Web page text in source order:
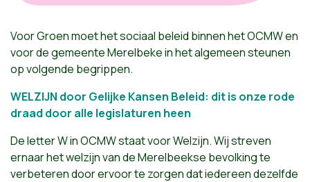
Voor Groen moet het sociaal beleid binnen het OCMW en
voor de gemeente Merelbeke in het algemeen steunen
op volgende begrippen.
WELZIJN door Gelijke Kansen Beleid: dit is onze rode
draad door alle legislaturen heen
De letter W in OCMW staat voor Welzijn. Wij streven
ernaar het welzijn van de Merelbeekse bevolking te
verbeteren door ervoor te zorgen dat iedereen dezelfde